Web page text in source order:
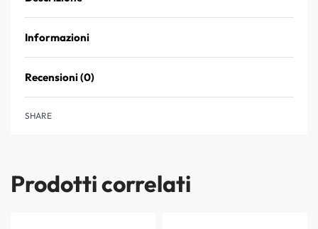
Informazioni
Recensioni (0)
SHARE
Prodotti correlati